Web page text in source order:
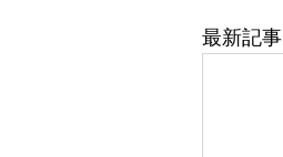
最新記事